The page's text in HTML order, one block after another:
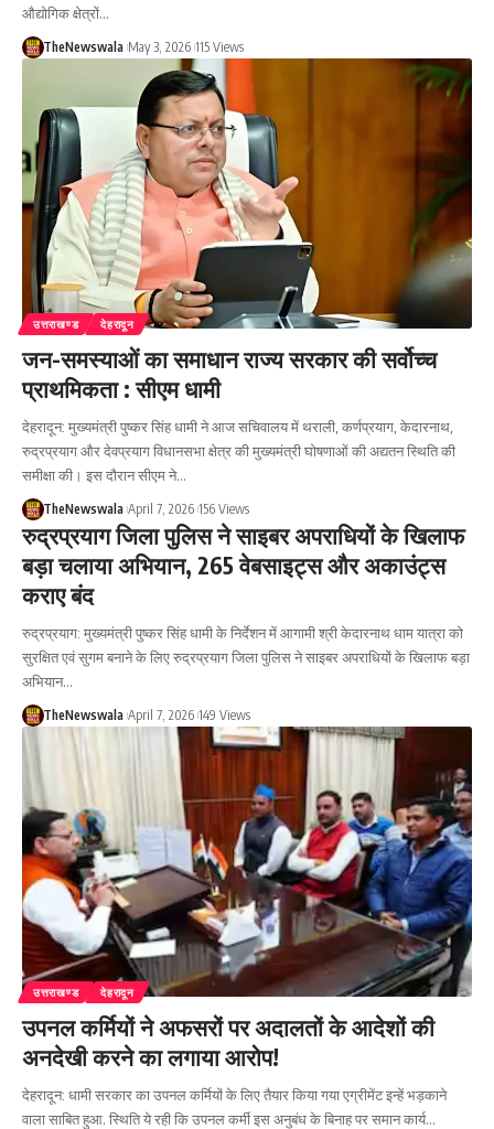
औद्योगिक क्षेत्रों…
TheNewswala May 3, 2026 115 Views
उत्तराखण्ड देहरादून
जन-समस्याओं का समाधान राज्य सरकार की सर्वोच्च
प्राथमिकता : सीएम धामी
देहरादून: मुख्यमंत्री पुष्कर सिंह धामी ने आज सचिवालय में थराली, कर्णप्रयाग, केदारनाथ,
रुद्रप्रयाग और देवप्रयाग विधानसभा क्षेत्र की मुख्यमंत्री घोषणाओं की अद्यतन स्थिति की
समीक्षा की। इस दौरान सीएम ने…
TheNewswala April 7, 2026 156 Views
रुद्रप्रयाग जिला पुलिस ने साइबर अपराधियों के खिलाफ
बड़ा चलाया अभियान, 265 वेबसाइट्स और अकाउंट्स
कराए बंद
रुद्रप्रयाग: मुख्यमंत्री पुष्कर सिंह धामी के निर्देशन में आगामी श्री केदारनाथ धाम यात्रा को
सुरक्षित एवं सुगम बनाने के लिए रुद्रप्रयाग जिला पुलिस ने साइबर अपराधियों के खिलाफ बड़ा
अभियान…
TheNewswala April 7, 2026 149 Views
उत्तराखण्ड देहरादून
उपनल कर्मियों ने अफसरों पर अदालतों के आदेशों की
अनदेखी करने का लगाया आरोप!
देहरादून: धामी सरकार का उपनल कर्मियों के लिए तैयार किया गया एग्रीमेंट इन्हें भड़काने
वाला साबित हुआ. स्थिति ये रही कि उपनल कर्मी इस अनुबंध के बिनाह पर समान कार्य…